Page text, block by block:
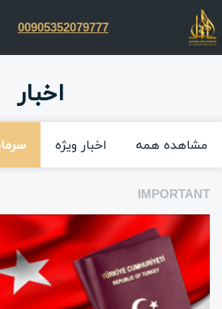
00905352079777
اخبار
مشاهده همه اخبار ویژه
IMPORTANT